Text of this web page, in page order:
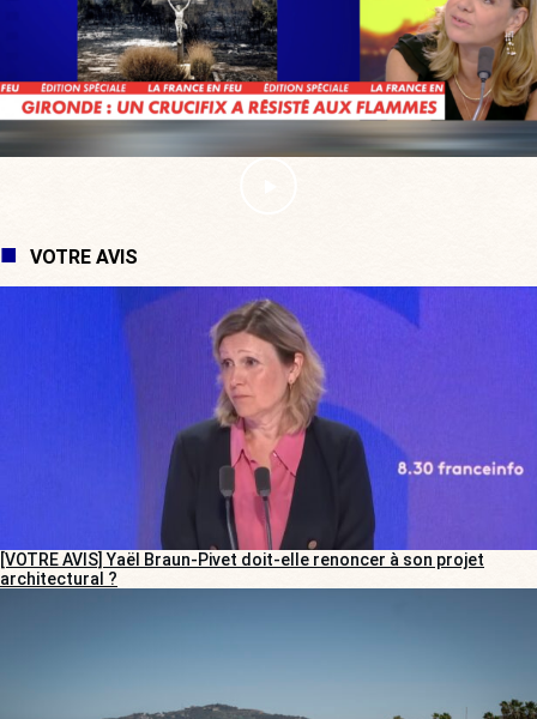
VOTRE AVIS
[VOTRE AVIS] Yaël Braun-Pivet doit-elle renoncer à son projet
architectural ?